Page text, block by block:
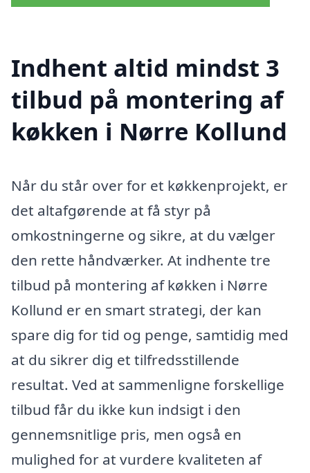
Indhent altid mindst 3
tilbud på montering af
køkken i Nørre Kollund
Når du står over for et køkkenprojekt, er
det altafgørende at få styr på
omkostningerne og sikre, at du vælger
den rette håndværker. At indhente tre
tilbud på montering af køkken i Nørre
Kollund er en smart strategi, der kan
spare dig for tid og penge, samtidig med
at du sikrer dig et tilfredsstillende
resultat. Ved at sammenligne forskellige
tilbud får du ikke kun indsigt i den
gennemsnitlige pris, men også en
mulighed for at vurdere kvaliteten af